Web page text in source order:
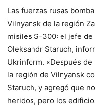
Las fuerzas rusas
Vilnyansk de la región
misiles S-300: el jefe de
Oleksandr Staruch,
Ukrinform. «Después
la región de Vilnyansk
Staruch, y agregó que
heridos, pero los